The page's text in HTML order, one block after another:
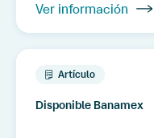
Ver información
Artículo
Disponible Banamex